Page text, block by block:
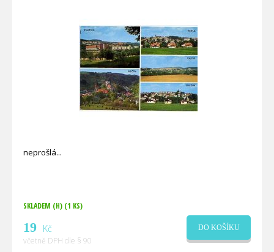
neprošlá
SKLADEM (H) (1 KS)
19 Kč
včetně DPH dle § 90
DO KOŠÍKU